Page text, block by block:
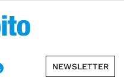
NEWSLETTER